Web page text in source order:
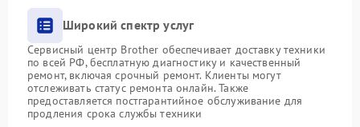
Широкий спектр услуг
Сервисный центр Brother обеспечивает доставку техники
по всей РФ, бесплатную диагностику и качественный
ремонт, включая срочный ремонт. Клиенты могут
отслеживать статус ремонта онлайн. Также
предоставляется постгарантийное обслуживание для
продления срока службы техники